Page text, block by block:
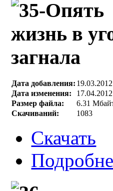
Дата добавления: 19.03.2012
Дата изменения:
17.04.2012
Размер файла:
6.31
Скачиваний:
1083
Скачать